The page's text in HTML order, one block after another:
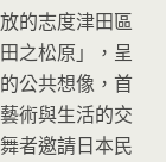
的志度津田區
之松原」，呈
公共想像，首
術與生活的交
者邀請日本民